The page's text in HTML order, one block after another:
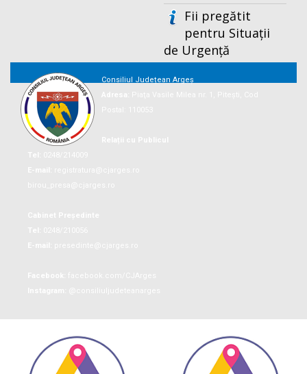
Fii pregătit
pentru Situații
de Urgență
Consiliul Județean Argeș